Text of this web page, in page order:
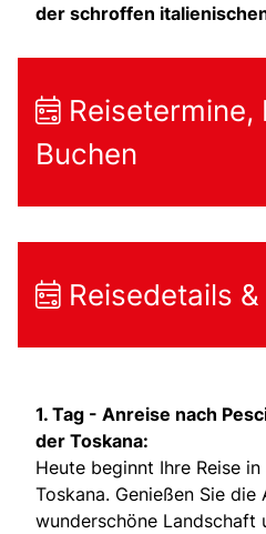
der schroffen
Reisetermine,
Buchen
Reisedetails
1. Tag - Anreise nach
der Toskana:
Heute beginnt Ihre Reise
Toskana. Genießen Sie
wunderschöne Landschaft